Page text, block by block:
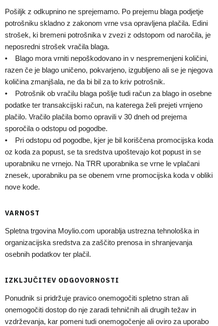
Pošiljk z odkupnino ne sprejemamo. Po prejemu blaga podjetje
potrošniku skladno z zakonom vrne vsa opravljena plačila. Edini
strošek, ki bremeni potrošnika v zvezi z odstopom od naročila, je
neposredni strošek vračila blaga.
• Blago mora vrniti nepoškodovano in v nespremenjeni količini,
razen če je blago uničeno, pokvarjeno, izgubljeno ali se je njegova
količina zmanjšala, ne da bi bil za to kriv potrošnik.
• Potrošnik ob vračilu blaga pošlje tudi račun za blago in osebne
podatke ter transakcijski račun, na katerega želi prejeti vrnjeno
plačilo. Vračilo plačila bomo opravili v 30 dneh od prejema
sporočila o odstopu od pogodbe.
• Pri odstopu od pogodbe, kjer je bil koriščena promocijska koda
oz koda za popust, se ta sredstva upoštevajo kot popust in se
uporabniku ne vrnejo. Na TRR uporabnika se vrne le vplačani
znesek, uporabniku pa se obenem vrne promocijska koda v obliki
nove kode.
VARNOST
Spletna trgovina Moylio.com uporablja ustrezna tehnološka in
organizacijska sredstva za zaščito prenosa in shranjevanja
osebnih podatkov ter plačil.
IZKLJUČITEV ODGOVORNOSTI
Ponudnik si pridržuje pravico onemogočiti spletno stran ali
onemogočiti dostop do nje zaradi tehničnih ali drugih težav in
vzdrževanja, kar pomeni tudi onemogočenje ali oviro za uporabo